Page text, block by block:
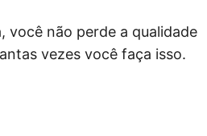
você não perde a qualidade
vezes você faça isso.